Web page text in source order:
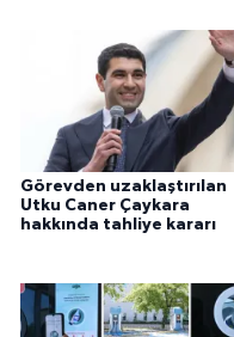
Görevden uzaklaştırılan
Utku Caner Çaykara
hakkında tahliye kararı